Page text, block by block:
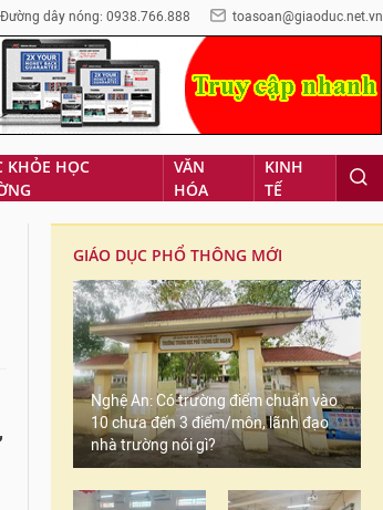
Đường dây nóng: 0938.766.888 toasoan@giaoduc.net.vn
KHỎE HỌC
VĂN
HÓA
KINH
TẾ
GIÁO DỤC PHỔ THÔNG MỚI
Nghệ An: Có trường điểm chuẩn vào
10 chưa đến 3 điểm/môn, lãnh đạo
nhà trường nói gì?